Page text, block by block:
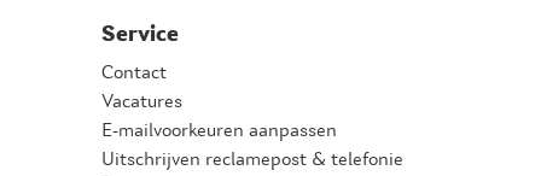
Service
Contact
Vacatures
E-mailvoorkeuren aanpassen
Uitschrijven reclamepost & telefonie